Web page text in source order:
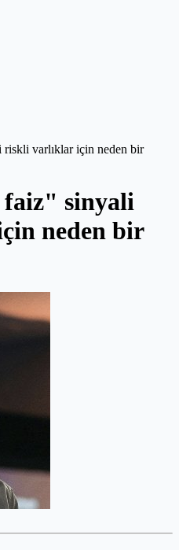
varlıklar için neden bir
sinyali
neden bir